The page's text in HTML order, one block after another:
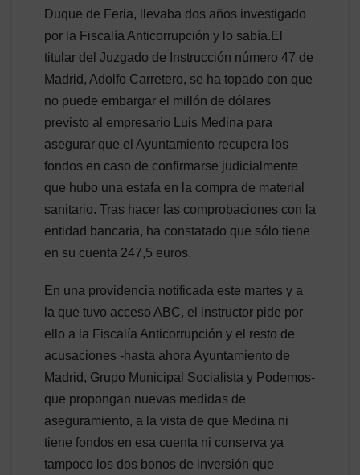
Duque de Feria, llevaba dos años investigado
por la Fiscalía Anticorrupción y lo sabía.El
titular del Juzgado de Instrucción número 47 de
Madrid, Adolfo Carretero, se ha topado con que
no puede embargar el millón de dólares
previsto al empresario Luis Medina para
asegurar que el Ayuntamiento recupera los
fondos en caso de confirmarse judicialmente
que hubo una estafa en la compra de material
sanitario. Tras hacer las comprobaciones con la
entidad bancaria, ha constatado que sólo tiene
en su cuenta 247,5 euros.
En una providencia notificada este martes y a
la que tuvo acceso ABC, el instructor pide por
ello a la Fiscalía Anticorrupción y el resto de
acusaciones -hasta ahora Ayuntamiento de
Madrid, Grupo Municipal Socialista y Podemos-
que propongan nuevas medidas de
aseguramiento, a la vista de que Medina ni
tiene fondos en esa cuenta ni conserva ya
tampoco los dos bonos de inversión que